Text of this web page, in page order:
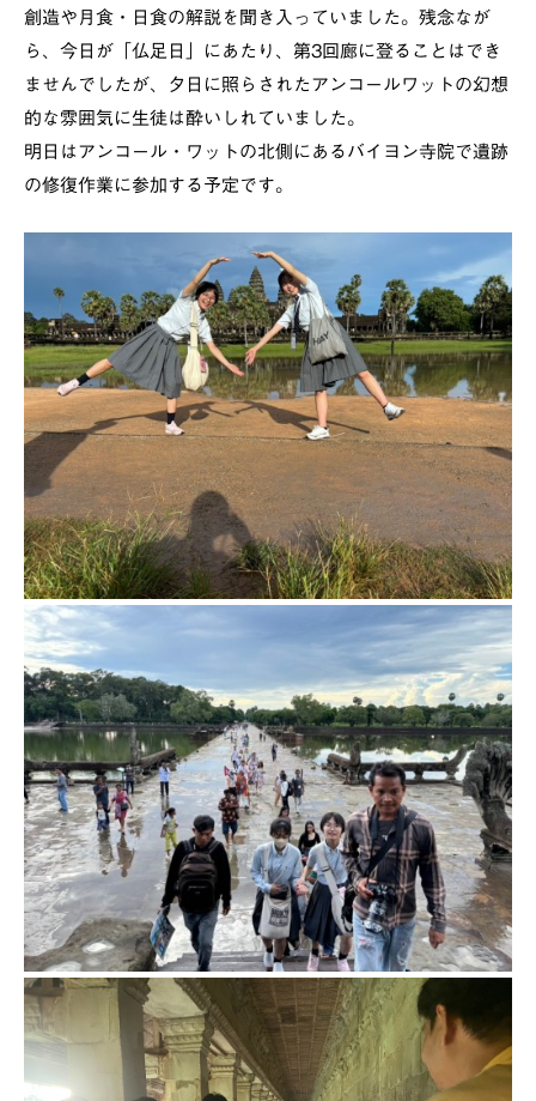
創造や月食・日食の解説を聞き入っていました。残念なが
ら、今日が「仏足日」にあたり、第3回廊に登ることはでき
ませんでしたが、夕日に照らされたアンコールワットの幻想
的な雰囲気に生徒は酔いしれていました。
明日はアンコール・ワットの北側にあるバイヨン寺院で遺跡
の修復作業に参加する予定です。